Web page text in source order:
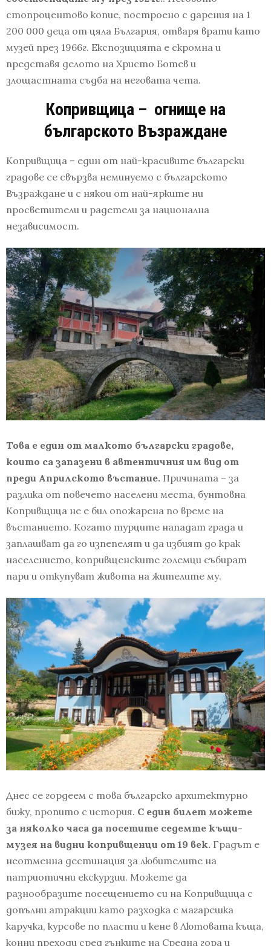
стопроцентово копие, построено с дарения на 1
200 000 деца от цяла България, отваря врати като
музей през 1966г. Експозицията е скромна и
представя делото на Христо Ботев и
злощастната съдба на неговата чета.
Копривщица – огнище на
българското Възраждане
Копривщица – един от най-красивите български
градове се свързва неминуемо с българското
Възраждане и с някои от най-ярките ни
просветители и радетели за национална
независимост.
Това е един от малкото български градове,
които са запазени в автентичния им вид от
преди Априлското въстание. Причината – за
разлика от повечето населени места, бунтовна
Копривщица не е бил опожарена по време на
въстанието. Когато турците нападат града и
заплашват да го изпепелят и да избият до крак
населението, копривщенските големци събират
пари и откупуват живота на жителите му.
Днес се гордеем с това българско архитектурно
бижу, пропито с история. С един билет можете
за няколко часа да посетите седемте къщи-
музея на видни копривщенци от 19 век. Градът е
неотменна дестинация за любителите на
патриотични екскурзии. Можете да
разнообразите посещението си на Копривщица с
допълни атракции като разходка с магарешка
каручка, курсове по пласти и кене в Лютовата къща,
конни преходи сред гънките на Средна гора и